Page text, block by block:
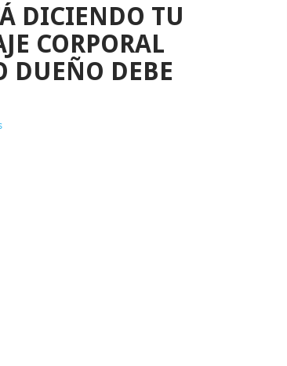
DICIENDO TU
CORPORAL
DUEÑO DEBE